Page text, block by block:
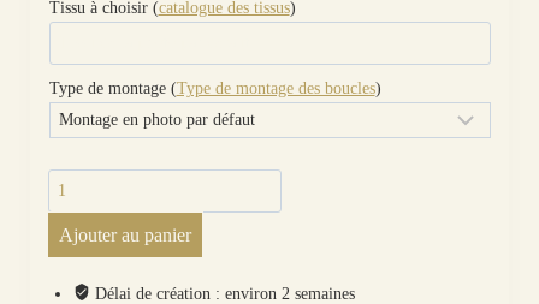
Tissu à choisir (catalogue des tissus)
Type de montage (Type de montage des boucles)
quantité
de
Boucles
d'oreilles
Lune,
Ajouter au panier
Délai de création : environ 2 semaines